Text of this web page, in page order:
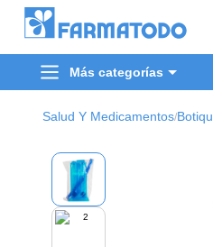
Más categorías
Salud Y Medicamentos/